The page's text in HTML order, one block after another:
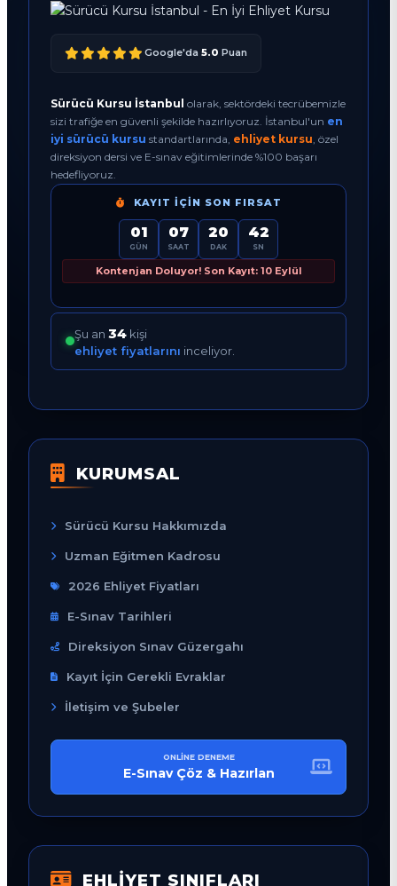
Google'da 5.0 Puan
Sürücü Kursu İstanbul olarak, sektördeki tecrübemizle
sizi trafiğe en güvenli şekilde hazırlıyoruz. İstanbul'un en
iyi sürücü kursu standartlarında, ehliyet kursu , özel
direksiyon dersi ve E-sınav eğitimlerinde %100 başarı
hedefliyoruz.
KAYIT İÇIN SON FIRSAT
01
GÜN
07
SAAT
20
DAK
41
SN
Kontenjan Doluyor! Son Kayıt: 10 Eylül
Şu an 32kişi
ehliyet fiyatlarını inceliyor.
KURUMSAL
Sürücü Kursu Hakkımızda
Uzman Eğitmen Kadrosu
2026 Ehliyet Fiyatları
E-Sınav Tarihleri
Direksiyon Sınav Güzergahı
Kayıt İçin Gerekli Evraklar
İletişim ve Şubeler
ONLINE DENEME
E-Sınav Çöz & Hazırlan
EHLİYET SINIFLARI